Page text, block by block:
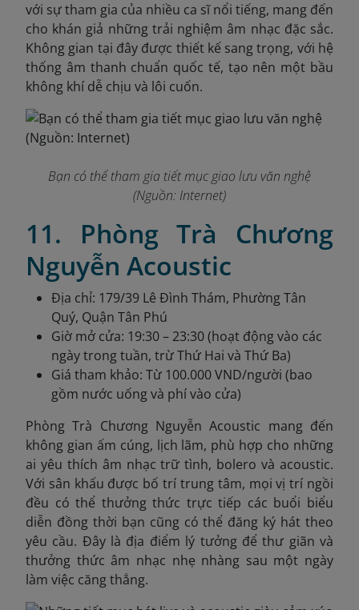
với sự tham gia của nhiều ca sĩ nổi tiếng, mang đến
cho khán giả những trải nghiệm âm nhạc đặc sắc.
Không gian tại đây được thiết kế sang trọng, với hệ
thống âm thanh chuẩn quốc tế, tạo nên một bầu
không khí dễ chịu và lôi cuốn.
Bạn có thể tham gia tiết mục giao lưu văn nghệ
(Nguồn: Internet)
11. Phòng Trà Chương
Nguyễn Acoustic
Địa chỉ: 179/39 Lê Đình Thám, Phường Tân
Quý, Quận Tân Phú
Giờ mở cửa: 19:30 – 23:30 (hoạt động vào các
ngày trong tuần, trừ Thứ Hai và Thứ Ba)
Giá tham khảo: Từ 100.000 VND/người (bao
gồm nước uống và phí vào cửa)
Phòng Trà Chương Nguyễn Acoustic mang đến
không gian ấm cúng, lịch lãm, phù hợp cho những
ai yêu thích âm nhạc trữ tình, bolero và acoustic.
Với sân khấu được bố trí trung tâm, mọi vị trí ngồi
đều có thể thưởng thức trực tiếp các buổi biểu
diễn đồng thời bạn cũng có thể đăng ký hát theo
yêu cầu. Đây là địa điểm lý tưởng để thư giãn và
thưởng thức âm nhạc nhẹ nhàng sau một ngày
làm việc căng thẳng.